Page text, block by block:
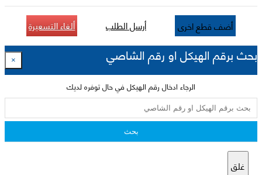
أضف قطع اخرى أرسل الطلب ألغاء التسعيرة
بحث برقم الهيكل او رقم الشاصي ×
الرجاء ادخال رقم الهيكل في حال توفره لديك
بحث
غلق